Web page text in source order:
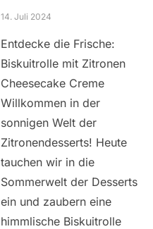
14. Juli 2024
Entdecke die Frische:
Biskuitrolle mit Zitronen
Cheesecake Creme
Willkommen in der
sonnigen Welt der
Zitronendesserts! Heute
tauchen wir in die
Sommerwelt der Desserts
ein und zaubern eine
himmlische Biskuitrolle